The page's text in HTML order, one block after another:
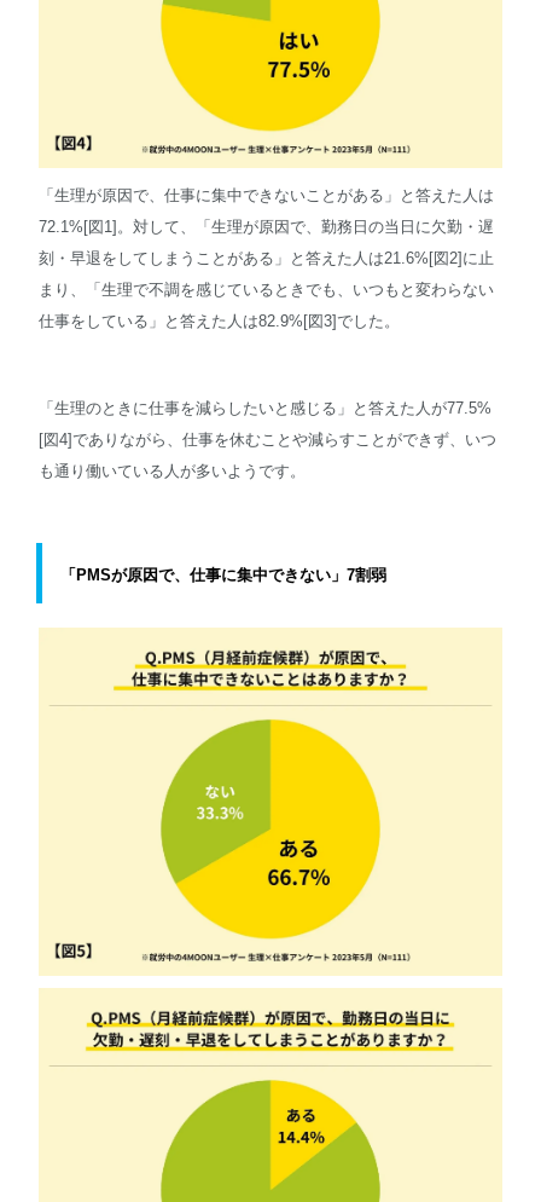
「生理が原因で、仕事に集中できないことがある」と答えた人は
72.1%[図1]。対して、「生理が原因で、勤務日の当日に欠勤・遅
刻・早退をしてしまうことがある」と答えた人は21.6%[図2]に止
まり、「生理で不調を感じているときでも、いつもと変わらない
仕事をしている」と答えた人は82.9%[図3]でした。
「生理のときに仕事を減らしたいと感じる」と答えた人が77.5%
[図4]でありながら、仕事を休むことや減らすことができず、いつ
も通り働いている人が多いようです。
「PMSが原因で、仕事に集中できない」7割弱